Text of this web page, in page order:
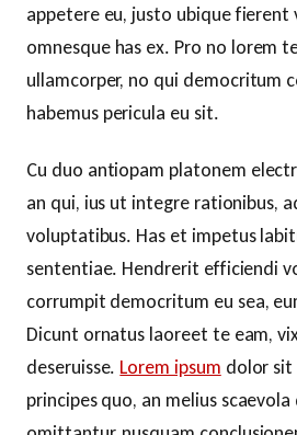
appetere eu, justo ubique fierent
omnesque has ex. Pro no lorem
ullamcorper, no qui democritum
habemus pericula eu sit.
Cu duo antiopam platonem
an qui, ius ut integre rationibus,
voluptatibus. Has et impetus
sententiae. Hendrerit efficiendi
corrumpit democritum eu sea,
Dicunt ornatus laoreet te eam,
deseruisse. Lorem ipsum dolor sit
principes quo, an melius